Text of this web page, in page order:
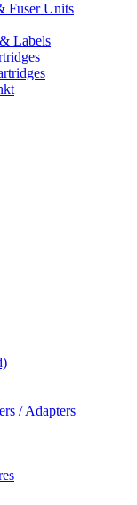
Fuser Units
Labels
/ Adapters